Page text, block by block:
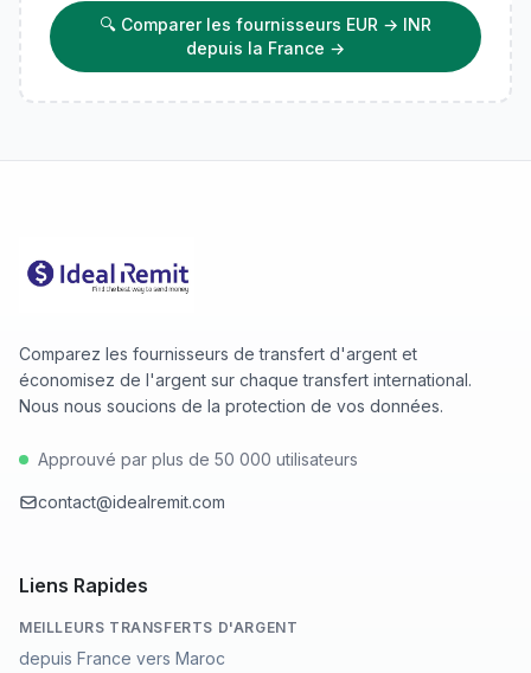
🔍 Comparer les fournisseurs EUR → INR
depuis la France →
Comparez les fournisseurs de transfert d'argent et
économisez de l'argent sur chaque transfert international.
Nous nous soucions de la protection de vos données.
Approuvé par plus de 50 000 utilisateurs
contact@idealremit.com
Liens Rapides
MEILLEURS TRANSFERTS D'ARGENT
depuis France vers Maroc